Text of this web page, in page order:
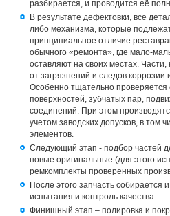
разбирается, и проводится её
В результате дефектовки, все
либо механизма, которые
принципиальное отличие
обычного «ремонта», где мало-
оставляют на своих местах.
от загрязнений и следов
Особенно тщательно проверяется
поверхностей, зубчатых пар,
соединений. При этом
учетом заводских допусков, в том
элементов.
Следующий этап - подбор частей
новые оригинальные (для этого
ремкомплекты проверенных
После этого запчасть собирается
испытания и контроль качества.
Финишный этап – полировка и